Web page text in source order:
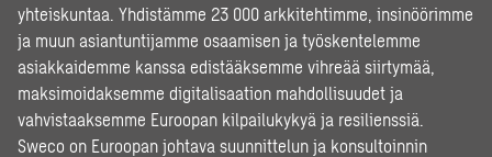
yhteiskuntaa. Yhdistämme 23 000 arkkitehtimme, insinöörimme
ja muun asiantuntijamme osaamisen ja työskentelemme
asiakkaidemme kanssa edistääksemme vihreää siirtymää,
maksimoidaksemme digitalisaation mahdollisuudet ja
vahvistaaksemme Euroopan kilpailukykyä ja resilienssiä.
Sweco on Euroopan johtava suunnittelun ja konsultoinnin